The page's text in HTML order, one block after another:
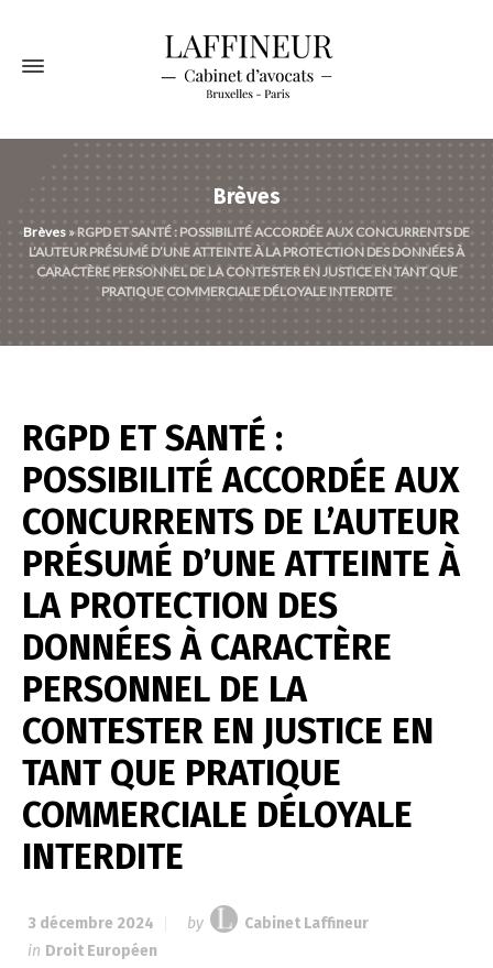
Brèves
Brèves »RGPD ET SANTÉ : POSSIBILITÉ ACCORDÉE AUX CONCURRENTS DE
L’AUTEUR PRÉSUMÉ D’UNE ATTEINTE À LA PROTECTION DES DONNÉES À
CARACTÈRE PERSONNEL DE LA CONTESTER EN JUSTICE EN TANT QUE
PRATIQUE COMMERCIALE DÉLOYALE INTERDITE
RGPD ET SANTÉ :
POSSIBILITÉ ACCORDÉE AUX
CONCURRENTS DE L’AUTEUR
PRÉSUMÉ D’UNE ATTEINTE À
LA PROTECTION DES
DONNÉES À CARACTÈRE
PERSONNEL DE LA
CONTESTER EN JUSTICE EN
TANT QUE PRATIQUE
COMMERCIALE DÉLOYALE
INTERDITE
3 décembre 2024 by
Cabinet Laffineur
in Droit Européen